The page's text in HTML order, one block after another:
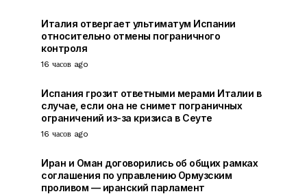
Италия отвергает ультиматум Испании
относительно отмены пограничного
контроля
16 часов ago
Испания грозит ответными мерами Италии в
случае, если она не снимет пограничных
ограничений из-за кризиса в Сеуте
16 часов ago
Иран и Оман договорились об общих рамках
соглашения по управлению Ормузским
проливом — иранский парламент